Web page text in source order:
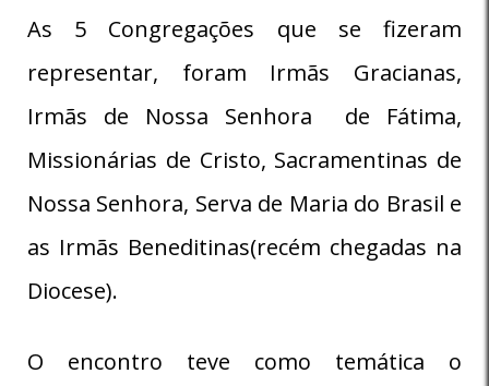
As 5 Congregações que se fizeram
representar, foram Irmãs Gracianas,
Irmãs de Nossa Senhora de Fátima,
Missionárias de Cristo, Sacramentinas de
Nossa Senhora, Serva de Maria do Brasil e
as Irmãs Beneditinas(recém chegadas na
Diocese).
O encontro teve como temática o